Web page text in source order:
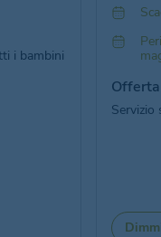
i bambini
Servizio